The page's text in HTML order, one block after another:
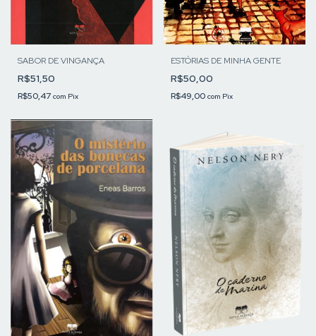
SABOR DE VINGANÇA
R$51,50
R$50,47 com Pix
ESTÓRIAS DE MINHA GENTE
R$50,00
R$49,00 com Pix